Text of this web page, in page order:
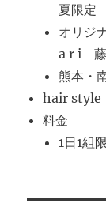
夏限定
オリジ
a r i 藤
熊本・
hair style
料金
1日1組